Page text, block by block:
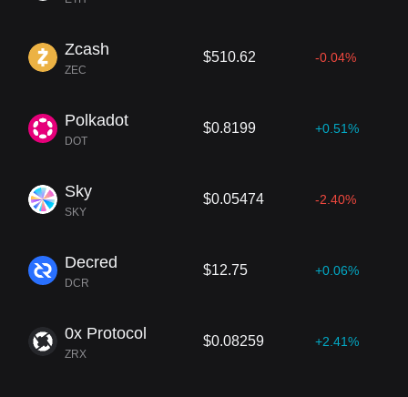
Zcash
ZEC
$510.62 -0.04%
Polkadot
DOT
$0.8199 +0.51%
Sky
SKY
$0.05474 -2.40%
Decred
DCR
$12.75 +0.06%
0x Protocol
ZRX
$0.08259 +2.41%